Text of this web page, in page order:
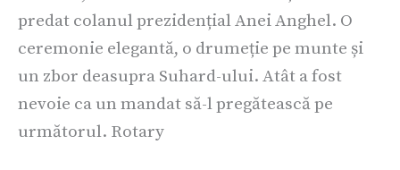
predat colanul prezidențial Anei Anghel. O
ceremonie elegantă, o drumeție pe munte și
un zbor deasupra Suhard-ului. Atât a fost
nevoie ca un mandat să-l pregătească pe
următorul. Rotary